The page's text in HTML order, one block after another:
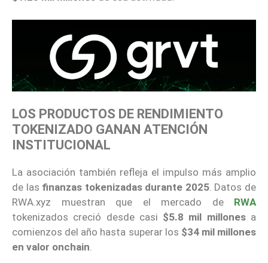
LOS PRODUCTOS DE RENDIMIENTO
TOKENIZADO GANAN ATENCIÓN
INSTITUCIONAL
La asociación también refleja el impulso más amplio
de las finanzas tokenizadas durante 2025. Datos de
RWA.xyz muestran que el mercado de RWA
tokenizados creció desde casi $5.8 mil millonesa
comienzos del año hasta superar los $34 mil millones
en valor onchain.